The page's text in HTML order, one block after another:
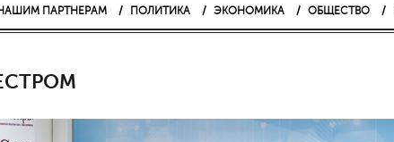
ПАРТНЕРАМ ПОЛИТИКА ЭКОНОМИКА ОБЩЕСТВО